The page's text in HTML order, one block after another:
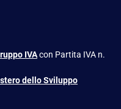
IVAcon Partita IVA n.
dello Sviluppo